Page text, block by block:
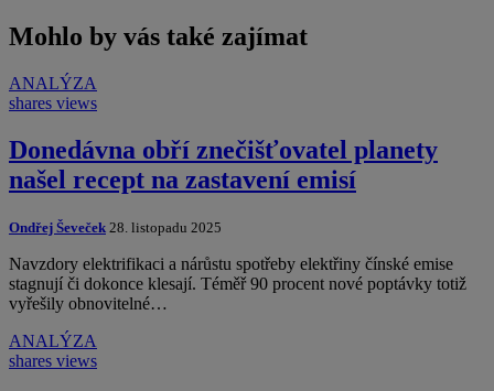
Mohlo by vás také zajímat
ANALÝZA
shares views
Donedávna obří znečišťovatel planety
našel recept na zastavení emisí
Ondřej Ševeček 28. listopadu 2025
Navzdory elektrifikaci a nárůstu spotřeby elektřiny čínské emise
stagnují či dokonce klesají. Téměř 90 procent nové poptávky totiž
vyřešily obnovitelné…
ANALÝZA
shares views